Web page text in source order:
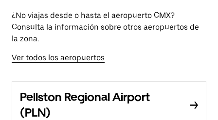
¿No viajas desde o hasta el aeropuerto CMX?
Consulta la información sobre otros aeropuertos de
la zona.
Ver todos los aeropuertos
Pellston Regional Airport
(PLN)